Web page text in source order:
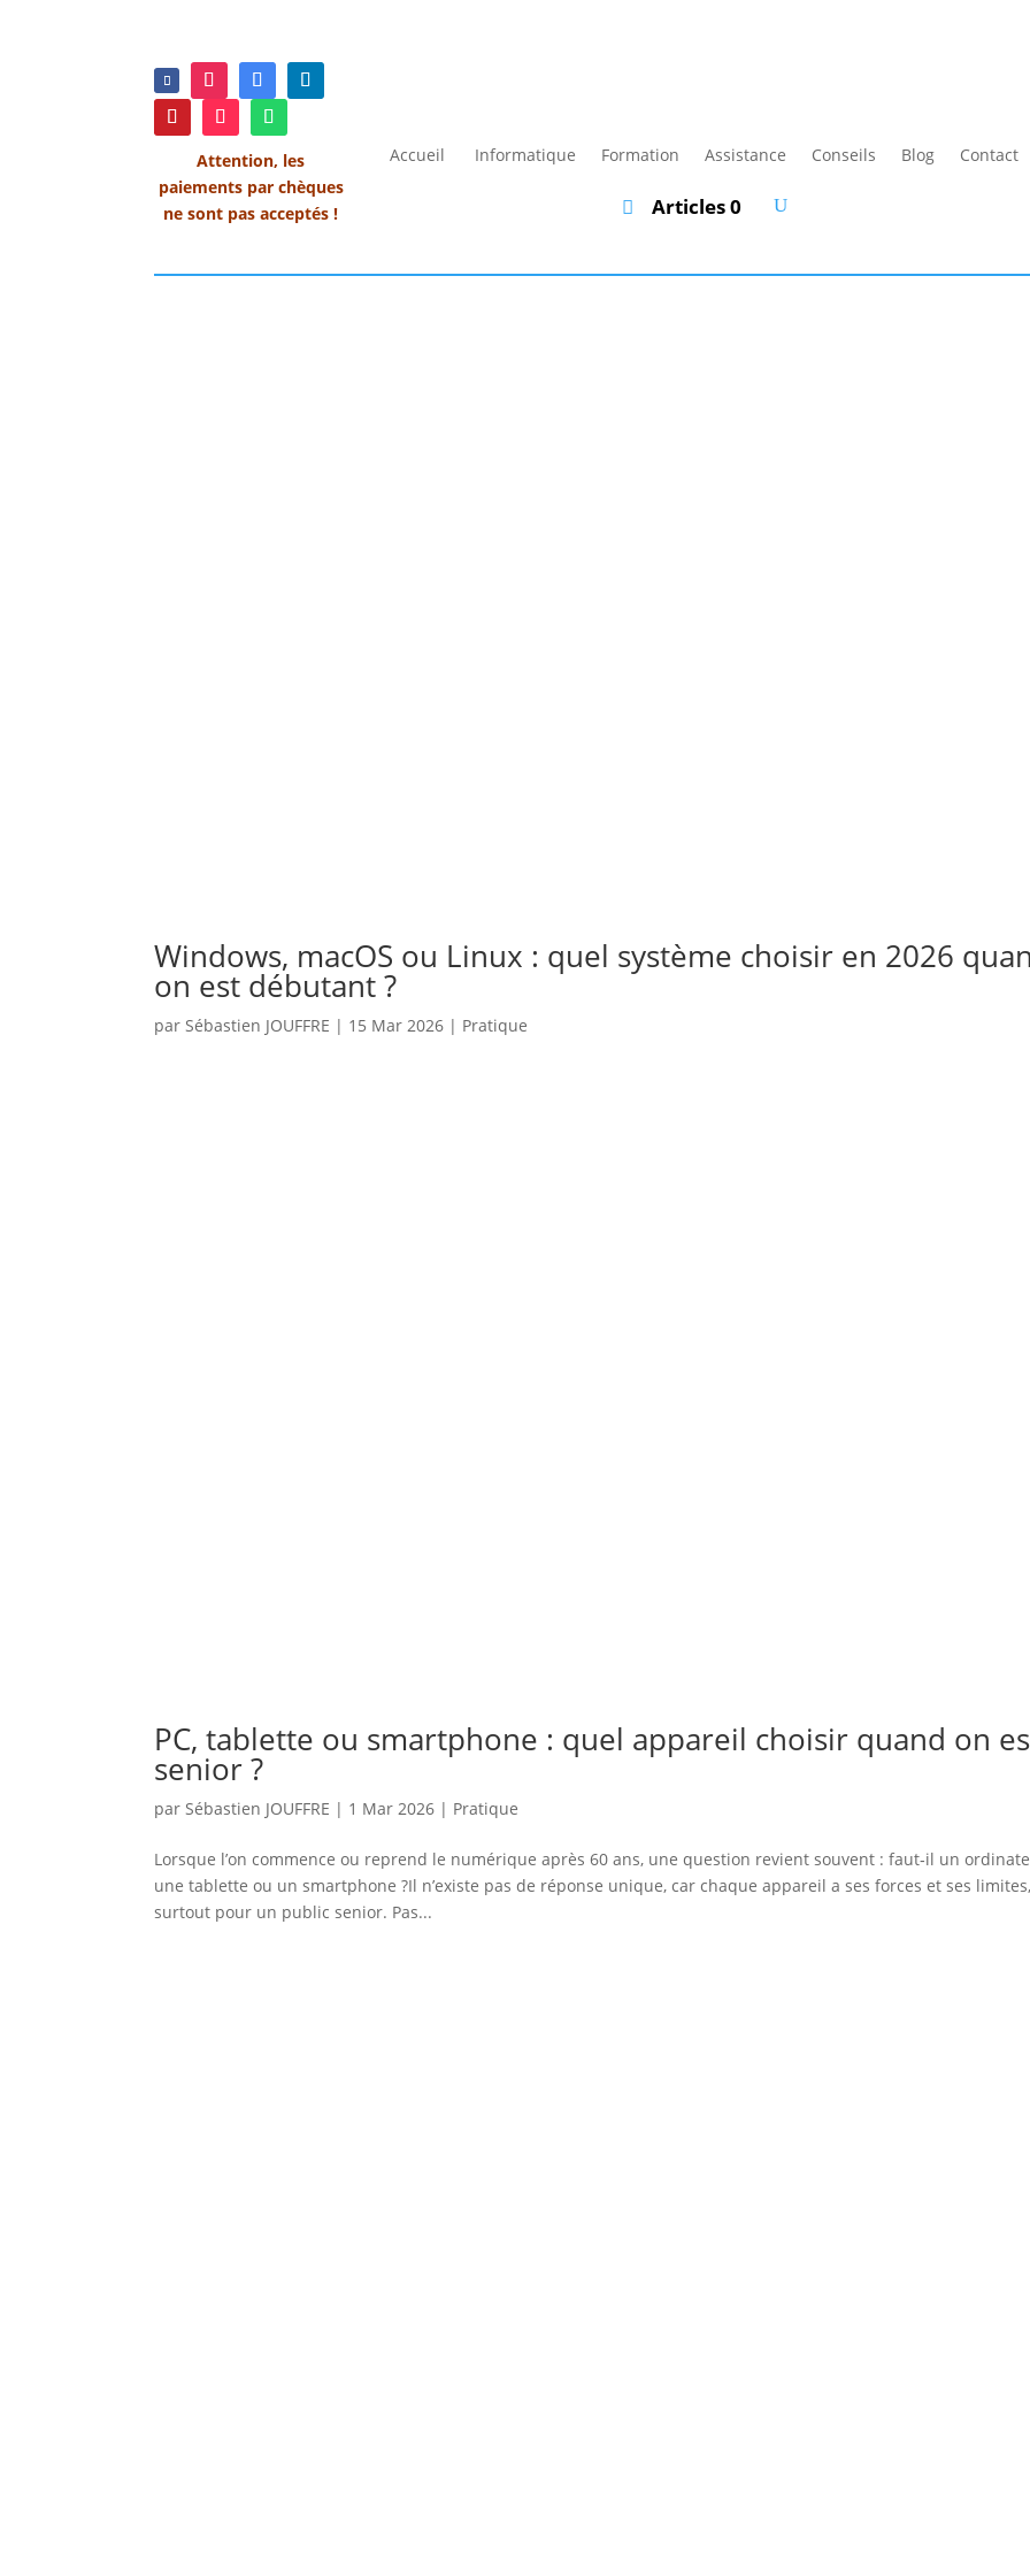
Attention, les
paiements par chèques
ne sont pas acceptés !
Accueil Informatique Formation Assistance Conseils Blog Contact
Articles 0
Windows, macOS ou Linux : quel système choisir en 2026
on est débutant ?
parSébastien JOUFFRE | 15 Mar 2026 | Pratique
PC, tablette ou smartphone : quel appareil choisir quand on
senior ?
parSébastien JOUFFRE | 1 Mar 2026 | Pratique
Lorsque l’on commence ou reprend le numérique après 60 ans, une question revient souvent : faut‑il un
une tablette ou un smartphone ?Il n’existe pas de réponse unique, car chaque appareil a ses forces et ses limites,
surtout pour un public senior. Pas...